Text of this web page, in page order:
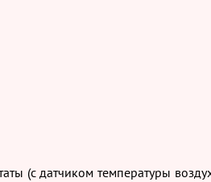
(с датчиком температуры